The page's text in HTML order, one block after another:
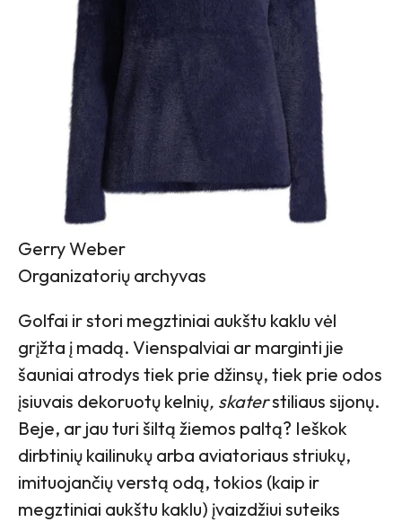
Gerry Weber
Organizatorių archyvas
Golfai ir stori megztiniai aukštu kaklu vėl
grįžta į madą. Vienspalviai ar marginti jie
šauniai atrodys tiek prie džinsų, tiek prie odos
įsiuvais dekoruotų kelnių, skaterstiliaus sijonų.
Beje, ar jau turi šiltą žiemos paltą? Ieškok
dirbtinių kailinukų arba aviatoriaus striukų,
imituojančių verstą odą, tokios (kaip ir
megztiniai aukštu kaklu) įvaizdžiui suteiks